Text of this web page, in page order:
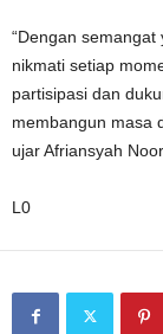
“Dengan
nikmati setiap
partisipasi dan
membangun masa
ujar Afriansyah
L0